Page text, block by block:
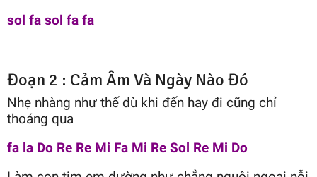
sol fa sol fa fa
Đoạn 2 : Cảm Âm Và Ngày Nào Đó
Nhẹ nhàng như thế dù khi đến hay đi cũng chỉ
thoáng qua
fa la Do Re Re Mi Fa Mi Re Sol Re Mi Do